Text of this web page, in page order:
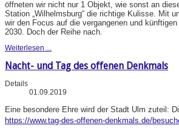
öffneten wir nicht nur 1 Objekt, wie sonst an
Station „Wilhelmsburg“ die richtige Kulisse. Mit
wir den Focus auf die vergangenen und
2030. Doch der Reihe nach.
Weiterlesen ...
Nacht- und Tag des offenen Denkmals
Details
01.09.2019
Eine besondere Ehre wird der Stadt Ulm zuteil:
https://www.tag-des-offenen-denkmals.de/